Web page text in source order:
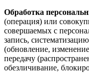
Обработка
(операция) или
совершаемых с
запись,
(обновление,
передачу
обезличивание,